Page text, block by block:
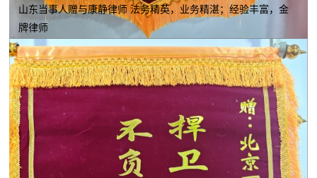
山东当事人赠与康静律师 法务精英，业务精湛；经验丰富，金
牌律师